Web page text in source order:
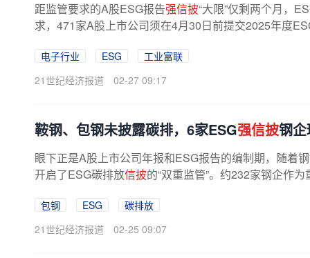
距监管要求的A股ESG报告强信披“大限”仅剩两个月，
求，471家A股上市公司须在4月30日前提交2025年度
电子行业 ESG
工业富联
21世纪经济报道
02-27 09:17
鞍钢、包钢未披露碳排，6家ESG强信披钢
眼下正是A股上市公司年报和ESG报告的编制期，随着
开启了ESG碳排放信披的“双重监管”。约232家钢企作
包钢 ESG
碳排放
21世纪经济报道
02-25 09:07